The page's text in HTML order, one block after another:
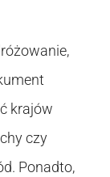
krajów
czy
Ponadto,